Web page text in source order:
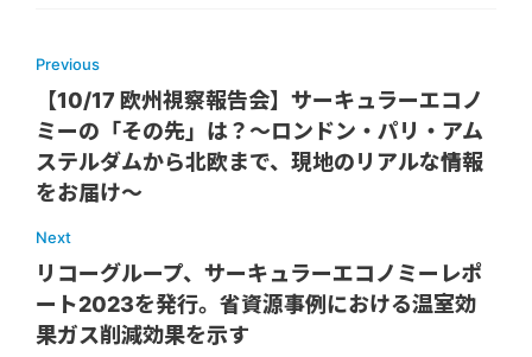
Previous
【10/17 欧州視察報告会】サーキュラーエコノ
ミーの「その先」は？〜ロンドン・パリ・アム
ステルダムから北欧まで、現地のリアルな情報
をお届け〜
Next
リコーグループ、サーキュラーエコノミーレポ
ート2023を発行。省資源事例における温室効
果ガス削減効果を示す